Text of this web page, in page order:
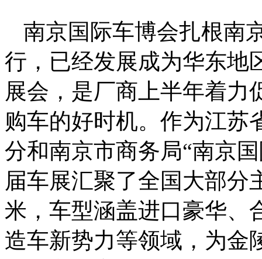
南京国际车博会扎根南
行，已经发展成为华东地
展会，是厂商上半年着力
购车的好时机。作为江苏
分和南京市商务局“南京
届车展汇聚了全国大部分
米，车型涵盖进口豪华、
造车新势力等领域，为金